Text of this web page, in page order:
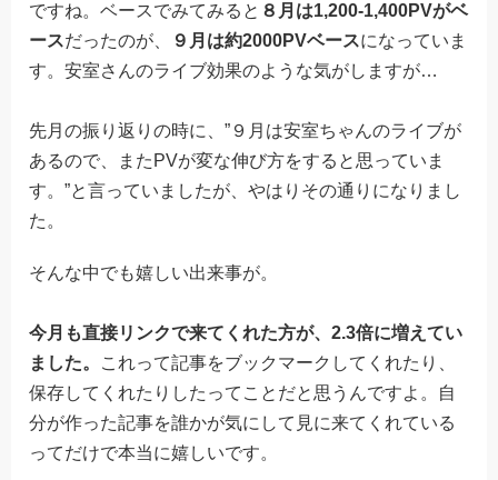
ですね。ベースでみてみると ８月は1,200-1,400PVがベ
ースだったのが、 ９月は約2000PVベースになっていま
す。安室さんのライブ効果のような気がしますが…
先月の振り返りの時に、”９月は安室ちゃんのライブが
あるので、またPVが変な伸び方をすると思っていま
す。”と言っていましたが、やはりその通りになりまし
た。
そんな中でも嬉しい出来事が。
今月も直接リンクで来てくれた方が、2.3倍に増えてい
ました。 これって記事をブックマークしてくれたり、
保存してくれたりしたってことだと思うんですよ。自
分が作った記事を誰かが気にして見に来てくれている
ってだけで本当に嬉しいです。